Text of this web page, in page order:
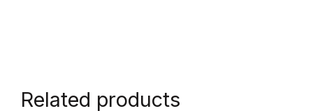
Related products